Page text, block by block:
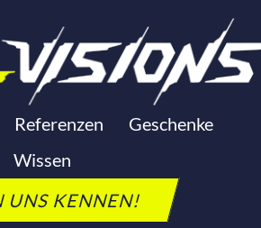
Referenzen
Geschenke
Wissen
UNS KENNEN!